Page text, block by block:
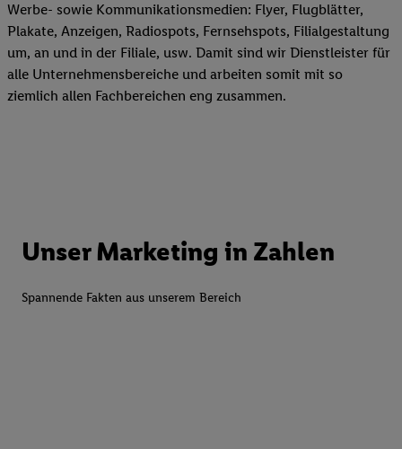
Werbe- sowie Kommunikationsmedien: Flyer, Flugblätter,
Plakate, Anzeigen, Radiospots, Fernsehspots, Filialgestaltung
um, an und in der Filiale, usw. Damit sind wir Dienstleister für
alle Unternehmensbereiche und arbeiten somit mit so
ziemlich allen Fachbereichen eng zusammen.
Unser Marketing in Zahlen
Spannende Fakten aus unserem Bereich